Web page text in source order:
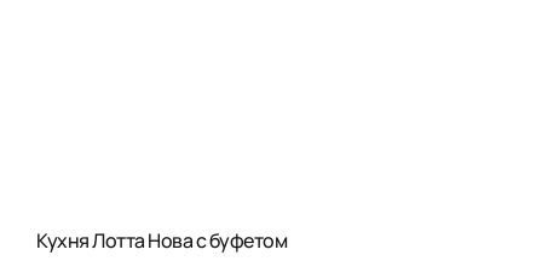
Кухня Лотта Нова с буфетом